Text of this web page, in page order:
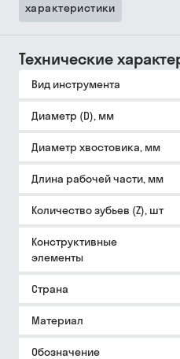
характеристики
Технические
Вид инструмента
Диаметр (D), мм
Диаметр хвостовика, мм
Длина рабочей части, мм
Количество зубьев (Z), шт
Конструктивные
элементы
Страна
Материал
Обозначение